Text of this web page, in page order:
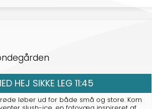
HEJ SIKKE LEG 11:45
røde løber ud for både små og store. Kom